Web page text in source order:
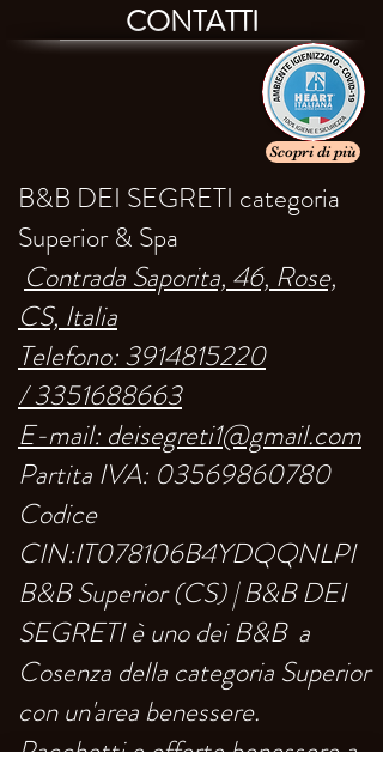
CONTATTI
Scopri di più
B&B DEI SEGRETI categoria
Superior & Spa
Contrada Saporita, 46, Rose,
CS, Italia
Telefono:3914815220
/3351688663
E-mail: deisegreti1@gmail.com
Partita IVA: 03569860780
Codice
CIN:IT078106B4YDQQNLPI
B&B Superior (CS) | B&B DEI
SEGRETI è uno dei B&B a
Cosenza della categoria Superior
con un'area benessere.